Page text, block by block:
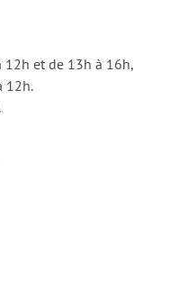
12h et de 13h à 16h,
12h.